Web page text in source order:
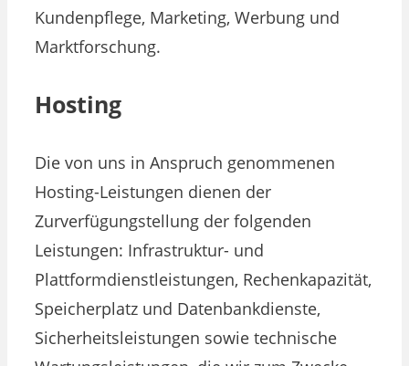
Kundenpflege, Marketing, Werbung und
Marktforschung.
Hosting
Die von uns in Anspruch genommenen
Hosting-Leistungen dienen der
Zurverfügungstellung der folgenden
Leistungen: Infrastruktur- und
Plattformdienstleistungen, Rechenkapazität,
Speicherplatz und Datenbankdienste,
Sicherheitsleistungen sowie technische